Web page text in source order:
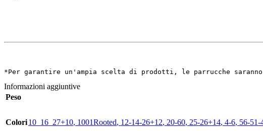
*Per garantire un'ampia scelta di prodotti, le parrucche
Informazioni aggiuntive
Peso
Colori10_16_27+10, 1001Rooted, 12-14-26+12, 20-60, 25-26+14, 4-6, 56-51-